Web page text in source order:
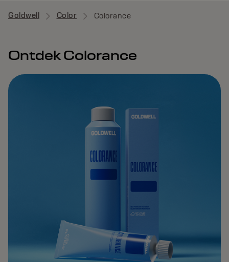
Goldwell Color Colorance
Ontdek Colorance